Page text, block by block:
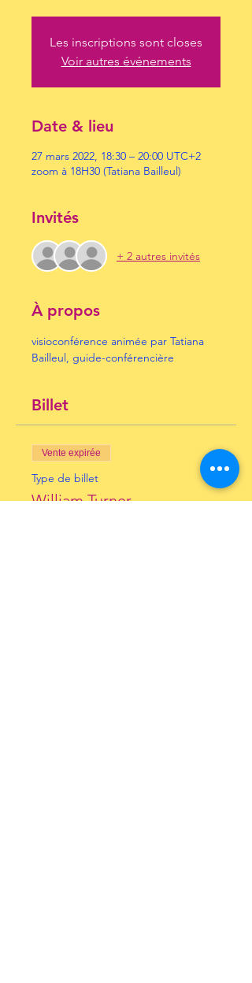
Les inscriptions sont closes
Voir autres événements
Date & lieu
27 mars 2022, 18:30 – 20:00 UTC+2
zoom à 18H30 (Tatiana Bailleul)
Invités
+ 2 autres invités
À propos
visioconférence animée par Tatiana
Bailleul, guide-conférencière
Billet
Vente expirée
Type de billet
William Turner